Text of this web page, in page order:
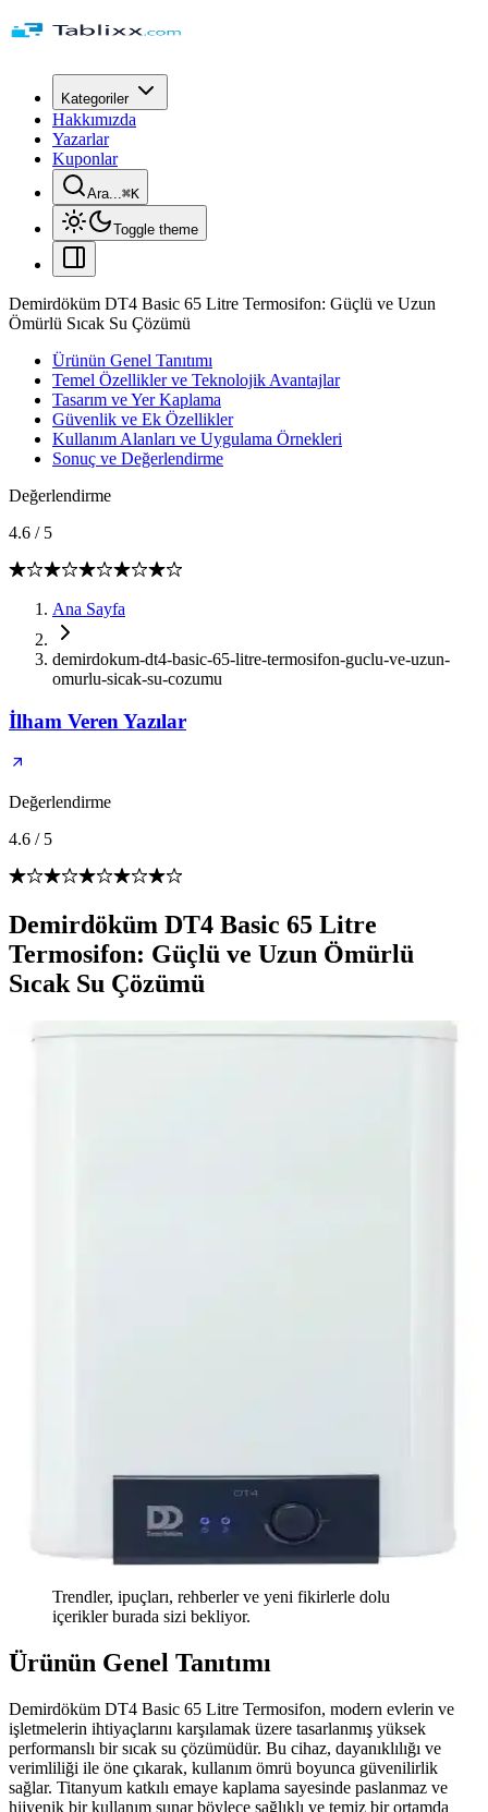
Kategoriler
Hakkımızda
Yazarlar
Kuponlar
Ara...⌘K
Toggle theme
Demirdöküm DT4 Basic 65 Litre Termosifon: Güçlü ve Uzun
Ömürlü Sıcak Su Çözümü
Ürünün Genel Tanıtımı
Temel Özellikler ve Teknolojik Avantajlar
Tasarım ve Yer Kaplama
Güvenlik ve Ek Özellikler
Kullanım Alanları ve Uygulama Örnekleri
Sonuç ve Değerlendirme
Değerlendirme
4.6 / 5
Ana Sayfa
demirdokum-dt4-basic-65-litre-termosifon-guclu-ve-uzun-
omurlu-sicak-su-cozumu
İlham Veren Yazılar
Değerlendirme
4.6 / 5
Demirdöküm DT4 Basic 65 Litre
Termosifon: Güçlü ve Uzun Ömürlü
Sıcak Su Çözümü
Trendler, ipuçları, rehberler ve yeni fikirlerle dolu
içerikler burada sizi bekliyor.
Ürünün Genel Tanıtımı
Demirdöküm DT4 Basic 65 Litre Termosifon, modern evlerin ve
işletmelerin ihtiyaçlarını karşılamak üzere tasarlanmış yüksek
performanslı bir sıcak su çözümüdür. Bu cihaz, dayanıklılığı ve
verimliliği ile öne çıkarak, kullanım ömrü boyunca güvenilirlik
sağlar. Titanyum katkılı emaye kaplama sayesinde paslanmaz ve
hijyenik bir kullanım sunar böylece sağlıklı ve temiz bir ortamda